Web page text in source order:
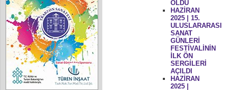
OLDU
HAZİRAN
2025 | 15.
ULUSLARARASI
SANAT
GÜNLERİ
FESTİVALİNİN
İLK ÖN
SERGİLERİ
AÇILDI
HAZİRAN
2025 |